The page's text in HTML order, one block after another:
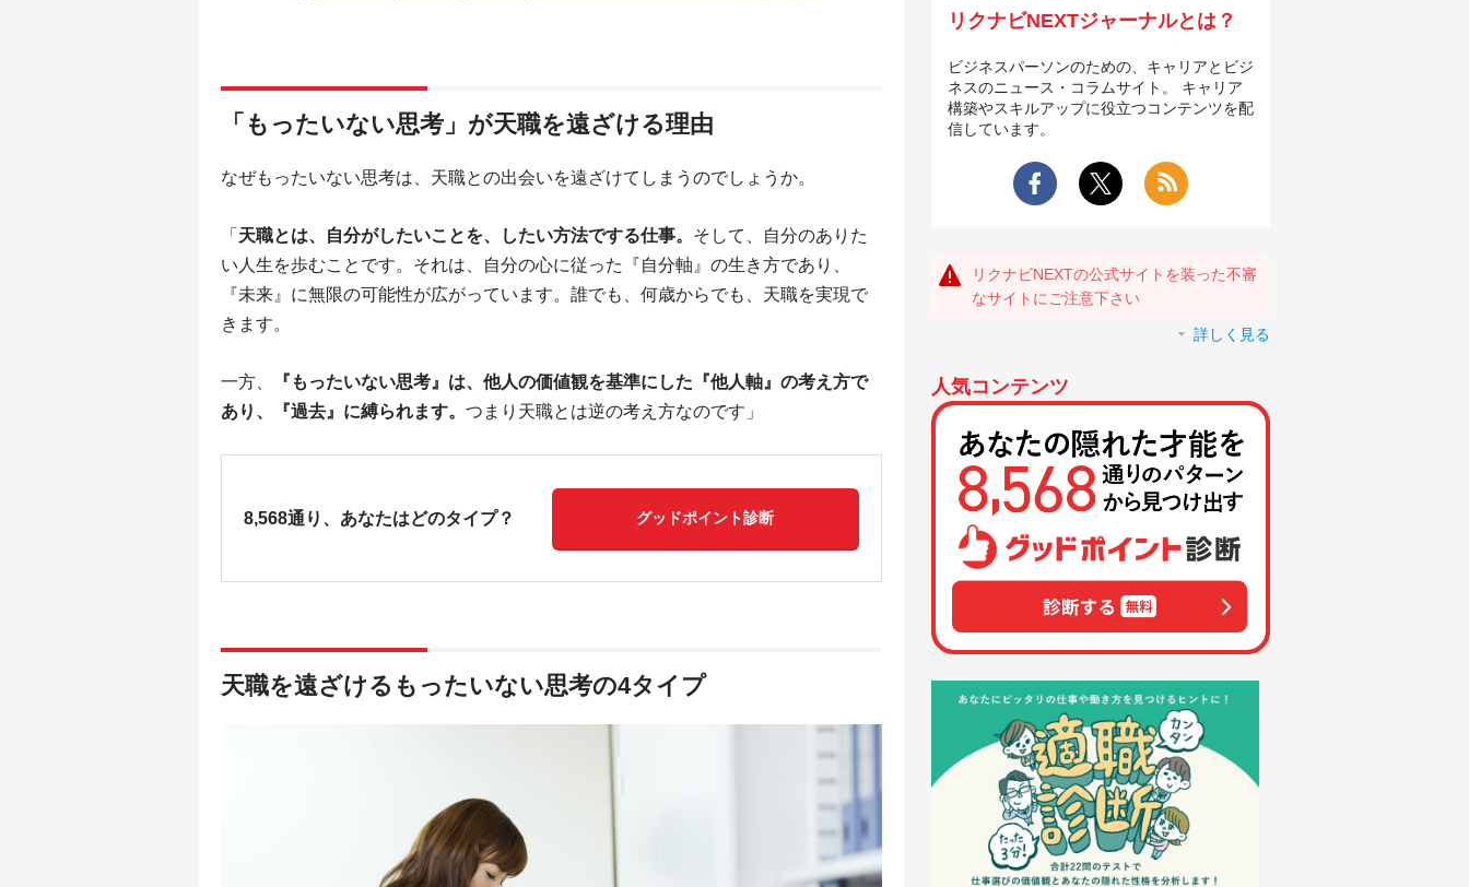
「もったいない思考」が天職を遠ざける理由
なぜもったいない思考は、天職との出会いを遠ざけてしまうのでしょうか。
「 天職とは、自分がしたいことを、したい方法でする仕事。 そして、自分のありた
い人生を歩むことです。それは、自分の心に従った『自分軸』の生き方であり、
『未来』に無限の可能性が広がっています。誰でも、何歳からでも、天職を実現で
きます。
一方、
『もったいない思考』は、他人の価値観を基準にした『他人軸』の考え方で
あり、『過去』に縛られます。 つまり天職とは逆の考え方なのです」
8,568通り、あなたはどのタイプ？ グッドポイント診断
天職を遠ざけるもったいない思考の4タイプ
リクナビNEXTジャーナルとは？
ビジネスパーソンのための、キャリアとビジ
ネスのニュース・コラムサイト。 キャリア
構築やスキルアップに役立つコンテンツを配
信しています。
リクナビNEXTの公式サイトを装った不審
なサイトにご注意下さい
詳しく見る
人気コンテンツ